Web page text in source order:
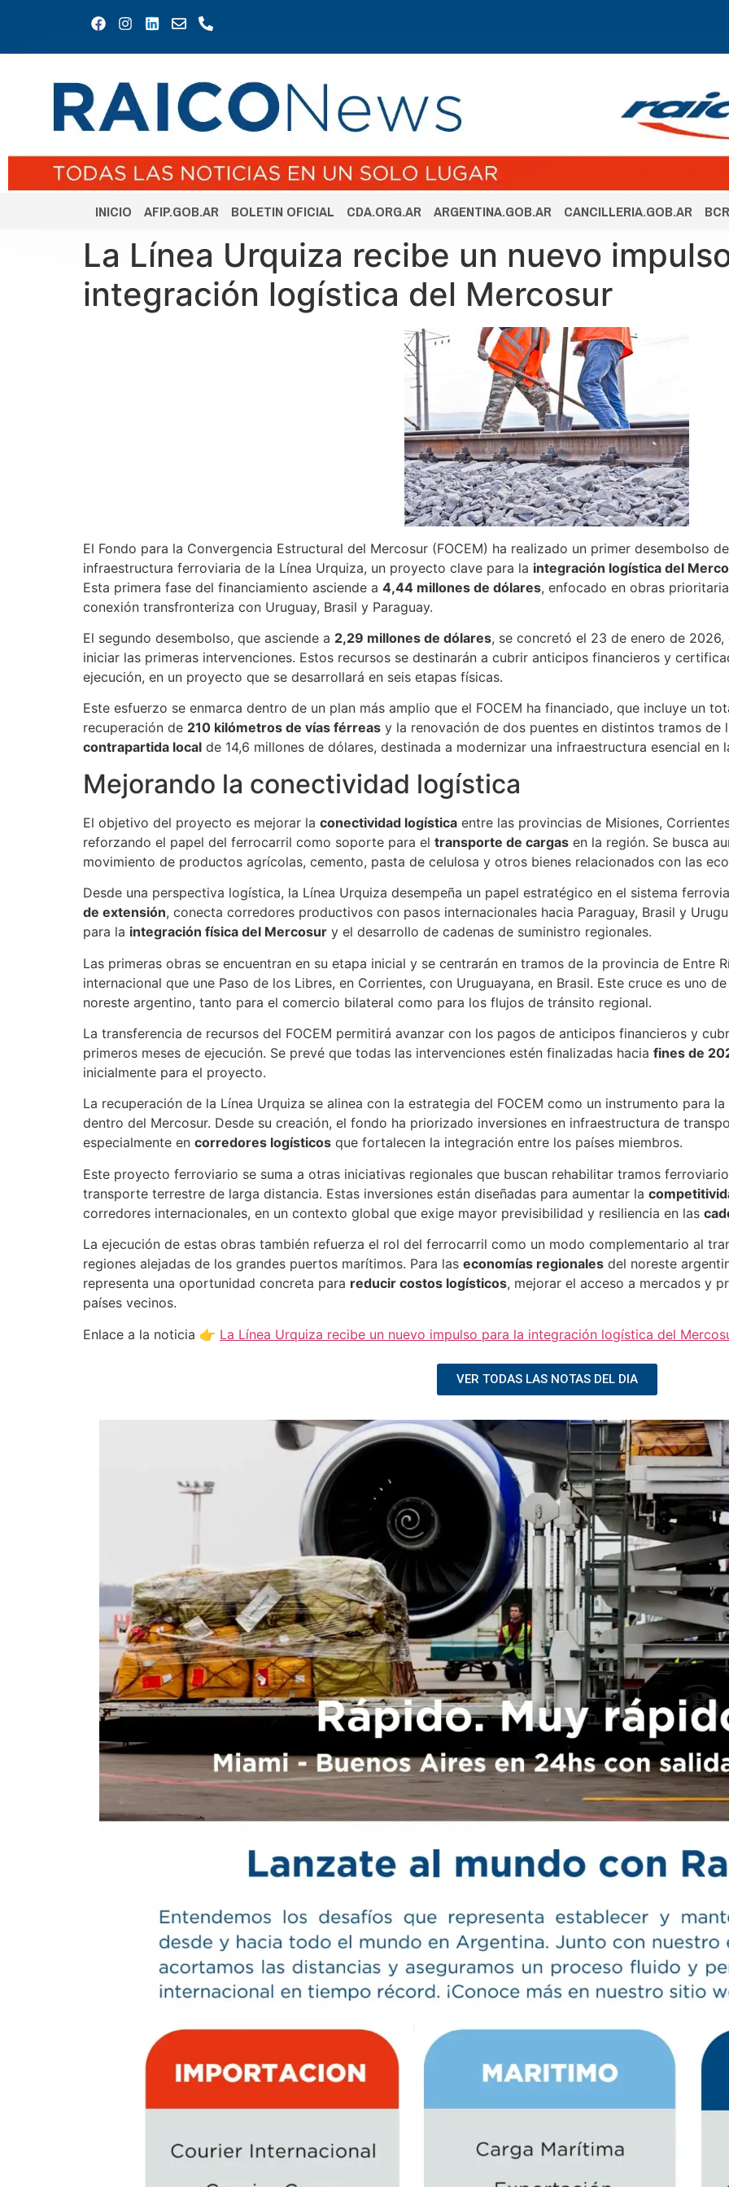
INICIO AFIP.GOB.AR BOLETIN OFICIAL CDA.ORG.AR ARGENTINA.GOB.AR CANCILLERIA.GOB.AR
La Línea Urquiza recibe un nuevo
integración logística del Mercosur
El Fondo para la Convergencia Estructural del Mercosur (FOCEM) ha realizado un primer desembolso
infraestructura ferroviaria de la Línea Urquiza, un proyecto clave para la integración logística del
Esta primera fase del financiamiento asciende a 4,44 millones de dólares, enfocado en obras
conexión transfronteriza con Uruguay, Brasil y Paraguay.
El segundo desembolso, que asciende a 2,29 millones de dólares, se concretó el 23 de enero de
iniciar las primeras intervenciones. Estos recursos se destinarán a cubrir anticipos financieros y
ejecución, en un proyecto que se desarrollará en seis etapas físicas.
Este esfuerzo se enmarca dentro de un plan más amplio que el FOCEM ha financiado, que incluye un
recuperación de 210 kilómetros de vías férreas y la renovación de dos puentes en distintos tramos de
contrapartida local de 14,6 millones de dólares, destinada a modernizar una infraestructura esencial en
Mejorando la conectividad logística
El objetivo del proyecto es mejorar la conectividad logística entre las provincias de Misiones,
reforzando el papel del ferrocarril como soporte para el transporte de cargas en la región. Se busca
movimiento de productos agrícolas, cemento, pasta de celulosa y otros bienes relacionados con las
Desde una perspectiva logística, la Línea Urquiza desempeña un papel estratégico en el sistema
de extensión, conecta corredores productivos con pasos internacionales hacia Paraguay, Brasil y
para la integración física del Mercosur y el desarrollo de cadenas de suministro regionales.
Las primeras obras se encuentran en su etapa inicial y se centrarán en tramos de la provincia de Entre
internacional que une Paso de los Libres, en Corrientes, con Uruguayana, en Brasil. Este cruce es uno
noreste argentino, tanto para el comercio bilateral como para los flujos de tránsito regional.
La transferencia de recursos del FOCEM permitirá avanzar con los pagos de anticipos financieros y
primeros meses de ejecución. Se prevé que todas las intervenciones estén finalizadas hacia fines de
inicialmente para el proyecto.
La recuperación de la Línea Urquiza se alinea con la estrategia del FOCEM como un instrumento para la
dentro del Mercosur. Desde su creación, el fondo ha priorizado inversiones en infraestructura de
especialmente en corredores logísticos que fortalecen la integración entre los países miembros.
Este proyecto ferroviario se suma a otras iniciativas regionales que buscan rehabilitar tramos
transporte terrestre de larga distancia. Estas inversiones están diseñadas para aumentar la
corredores internacionales, en un contexto global que exige mayor previsibilidad y resiliencia en las
La ejecución de estas obras también refuerza el rol del ferrocarril como un modo complementario al
regiones alejadas de los grandes puertos marítimos. Para las economías regionales del noreste
representa una oportunidad concreta para reducir costos logísticos, mejorar el acceso a mercados y
países vecinos.
Enlace a la noticia 👉 La Línea Urquiza recibe un nuevo impulso para la integración logística del
VER TODAS LAS NOTAS DEL DIA